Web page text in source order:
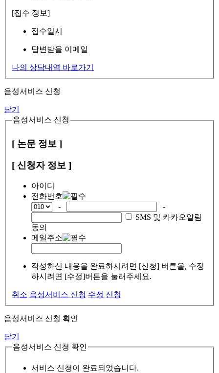
[접수 정보]
접수일시
답변받을 이메일
나의 상담내역 바로가기
음성서비스 신청
닫기
음성서비스 신청
[ 논문 정보 ]
[ 신청자 정보 ]
아이디
전화번호
-
-
SMS 및 카카오알림
동의
메일주소
작성하신 내용을 완료하시려면 [신청] 버튼을, 수정
하시려면 [수정]버튼을 눌러주세요.
취소 음성서비스 신청 수정 신청
음성서비스 신청 확인
닫기
음성서비스 신청 확인
서비스 신청이 완료되었습니다.